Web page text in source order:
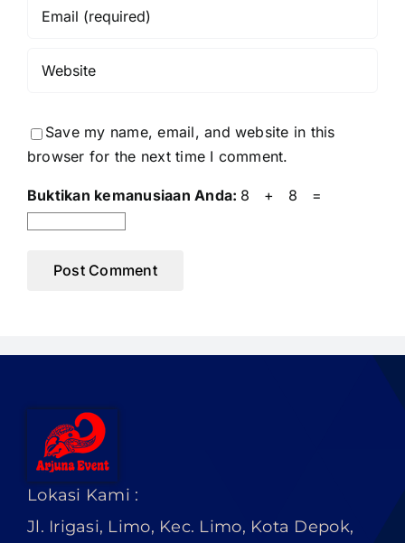
Save my name, email, and website in this
browser for the next time I comment.
Buktikan kemanusiaan Anda: 8 + 8 =
Lokasi Kami :
Jl. Irigasi, Limo, Kec. Limo, Kota Depok,